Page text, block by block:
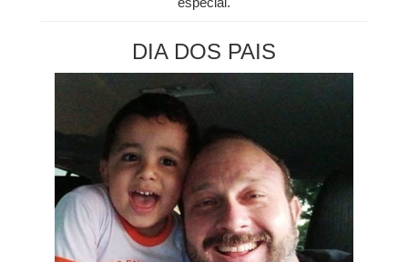
DIA DOS PAIS